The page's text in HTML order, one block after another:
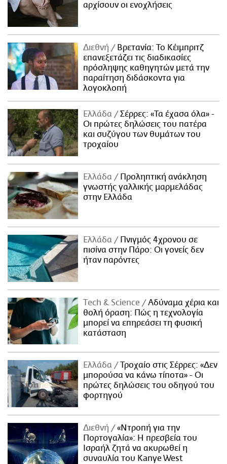
αρχίσουν οι ενοχλήσεις
Διεθνή
Βρετανία: Το Κέιμπριτζ
επανεξετάζει τις διαδικασίες
πρόσληψης καθηγητών μετά την
παραίτηση διδάσκοντα για
λογοκλοπή
Ελλάδα
Σέρρες: «Τα έχασα όλα» -
Οι πρώτες δηλώσεις του πατέρα
και συζύγου των θυμάτων του
τροχαίου
Ελλάδα
Προληπτική ανάκληση
γνωστής γαλλικής μαρμελάδας
στην Ελλάδα
Ελλάδα
Πνιγμός 4χρονου σε
πισίνα στην Πάρο: Οι γονείς δεν
ήταν παρόντες
Τech & Science
Αδύναμα χέρια και
θολή όραση: Πώς η τεχνολογία
μπορεί να επηρεάσει τη φυσική
κατάσταση
Ελλάδα
Τροχαίο στις Σέρρες: «Δεν
μπορούσα να κάνω τίποτα» - Οι
πρώτες δηλώσεις του οδηγού του
φορτηγού
Διεθνή
«Ντροπή για την
Πορτογαλία»: Η πρεσβεία του
Ισραήλ ζητά να ακυρωθεί η
συναυλία του Kanye West